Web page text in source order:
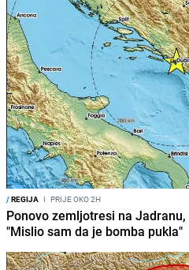
/REGIJA I PRIJE OKO 2H
Ponovo zemljotresi na
"Mislio sam da je bomba pukla"